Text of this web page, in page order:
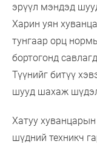
эрүүл мэндэд
Харин уян
тунгаар орц
бортогонд
Түүнийг битүү
шууд шахаж
Хатуу
шүдний техникч